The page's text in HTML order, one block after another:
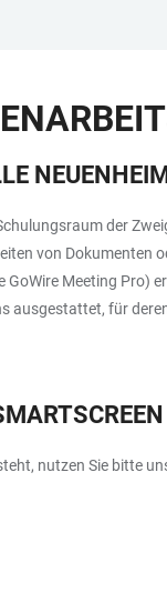
der
von
Meeting Pro)
für
nutzen Sie bitte